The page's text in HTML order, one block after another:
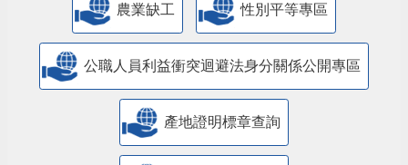
農業缺工 性別平等專區
公職人員利益衝突迴避法身分關係公開專區
產地證明標章查詢